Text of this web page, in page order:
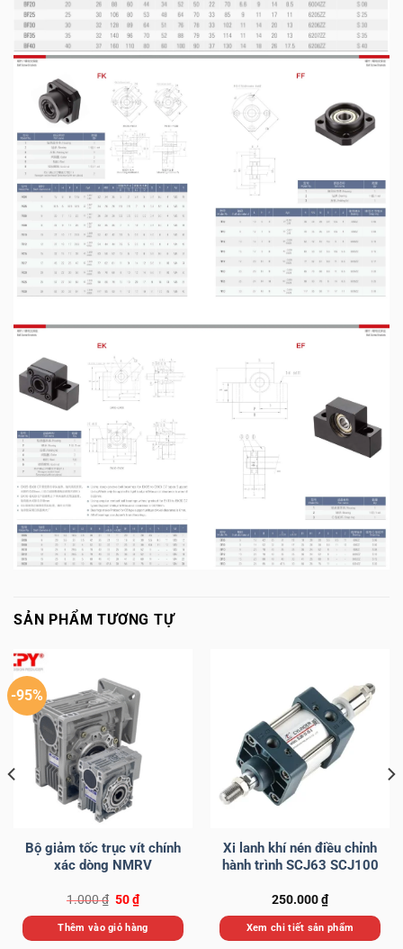
SẢN PHẨM TƯƠNG TỰ
-95%
Bộ giảm tốc trục vít chính
xác dòng NMRV
1.000₫ Giá
gốc
là:
1.000 ₫.
50₫Giá
hiện
là:
50 ₫.
Thêm vào giỏ hàng
Xi lanh khí nén điều chỉnh
hành trình SCJ63 SCJ100
250.000₫
Xem chi tiết sản phẩm